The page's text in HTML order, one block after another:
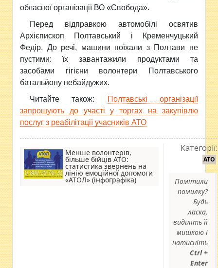
обласної організації ВО «Свобода».
Перед відправкою автомобілі освятив
Архієпископ Полтавський і Кременчуцький
Федір. До речі, машини поїхали з Полтави не
пустими: їх завантажили продуктами та
засобами гігієни волонтери Полтавського
батальйону небайдужих.
Читайте також:
Полтавські організації
запрошують до участі у торгах на закупівлю
послуг з реабілітації учасників АТО
Менше волонтерів,
більше бійців АТО:
статистика звернень на
лінію емоційної допомоги
«АТОЛ» (інфографіка)
Категорії:
АТО
Помітили
помилку?
Будь
ласка,
виділіть її
мишкою і
натисніть
Ctrl +
Enter